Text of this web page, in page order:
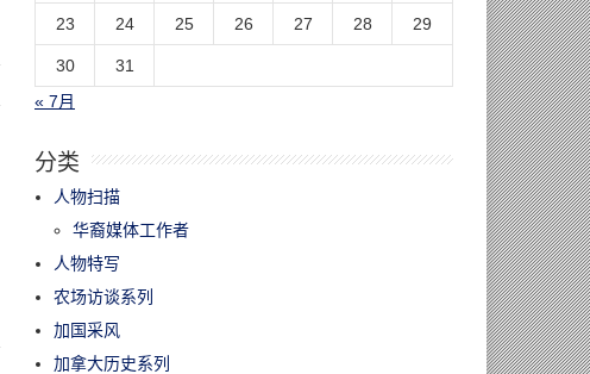
23 24 25 26 27 28 29
30
31
« 7月
分类
人物扫描
华裔媒体工作者
人物特写
农场访谈系列
加国采风
加拿大历史系列